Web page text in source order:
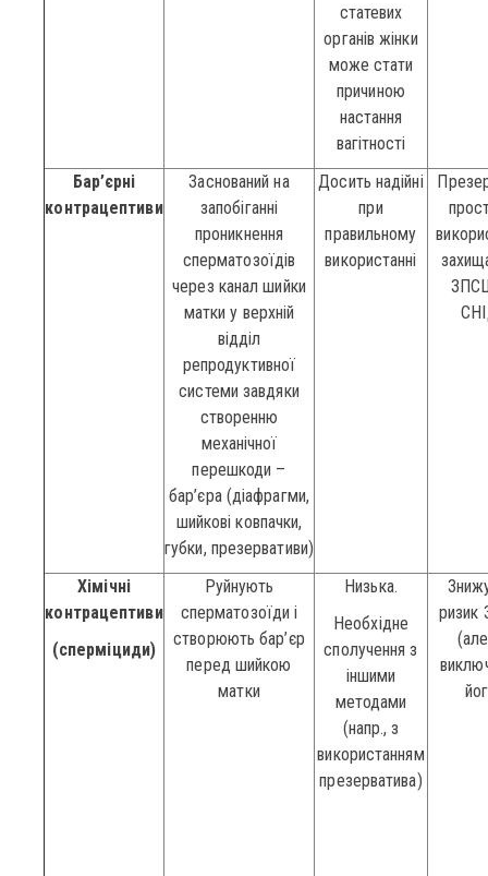
статевих
органів жінки
може стати
причиною
настання
вагітності
Бар’єрні
контрацептиви
Заснований на
запобіганні
проникнення
сперматозоїдів
через канал шийки
матки у верхній
відділ
репродуктивної
системи завдяки
створенню
механічної
перешкоди –
бар’єра (діафрагми,
шийкові ковпачки,
губки, презервативи)
Досить надійні
при
правильному
використанні
Хімічні
контрацептиви
(сперміциди)
Руйнують
сперматозоїди і
створюють бар’єр
перед шийкою
матки
Низька.
Необхідне
сполучення з
іншими
методами
(напр., з
використанням
презерватива)